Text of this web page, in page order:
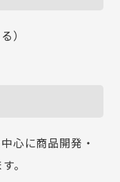
）
心に商品開発・
。